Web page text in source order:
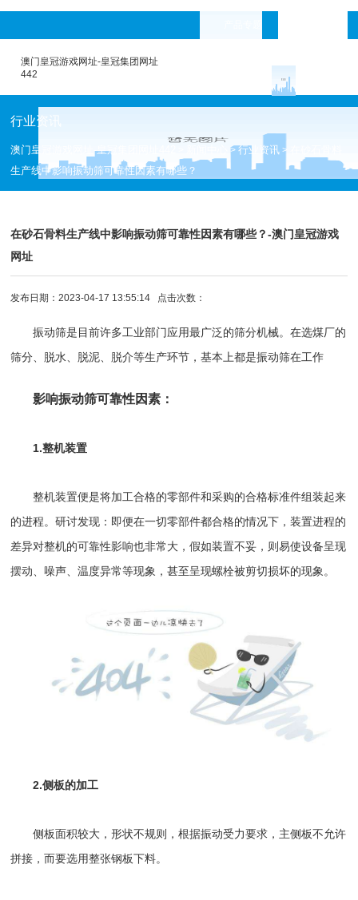
澳门皇冠游戏网址-皇冠集团网址
442
行业资讯
澳门皇冠游戏网址-皇冠集团网址442 >行业资讯 >
生产线中影响振动筛可靠性因素有哪些？
在砂石骨料生产线中影响振动筛可靠性因素有哪些？-澳门皇冠游戏
网址
发布日期：2023-04-17 13:55:14 点击次数：
振动筛是目前许多工业部门应用最广泛的筛分机械。在选煤厂的
筛分、脱水、脱泥、脱介等生产环节，基本上都是振动筛在工作
影响振动筛可靠性因素：
1.整机装置
整机装置便是将加工合格的零部件和采购的合格标准件组装起来
的进程。研讨发现：即便在一切零部件都合格的情况下，装置进程的
差异对整机的可靠性影响也非常大，假如装置不妥，则易使设备呈现
摆动、噪声、温度异常等现象，甚至呈现螺栓被剪切损坏的现象。
2.侧板的加工
侧板面积较大，形状不规则，根据振动受力要求，主侧板不允许
拼接，而要选用整张钢板下料。